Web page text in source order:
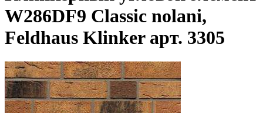
W286DF9 Classic nolani,
Feldhaus Klinker арт. 3305